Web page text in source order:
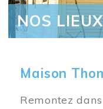
NOS
Maison
Remontez